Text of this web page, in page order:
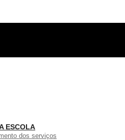
ESCOLA
dos serviços